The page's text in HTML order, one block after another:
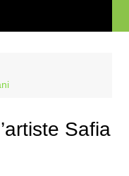
Safia